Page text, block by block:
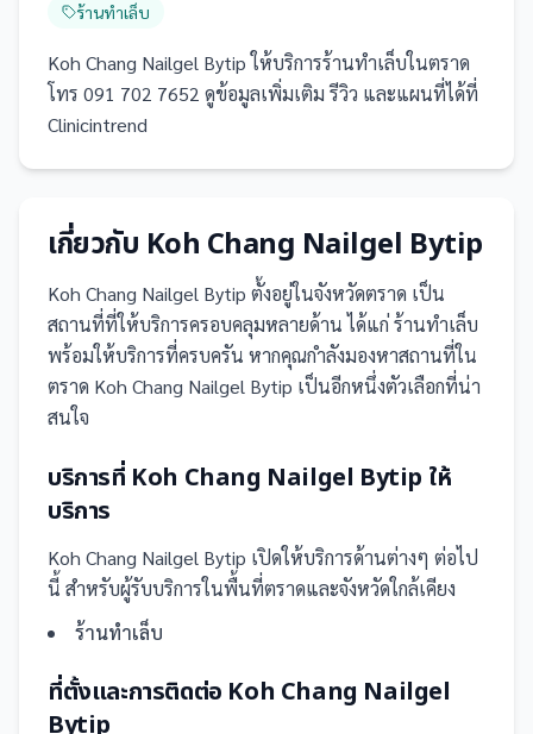
ร้านทำเล็บ
Koh Chang Nailgel Bytip ให้บริการร้านทำเล็บในตราด
โทร 091 702 7652 ดูข้อมูลเพิ่มเติม รีวิว และแผนที่ได้ที่
Clinicintrend
เกี่ยวกับ Koh Chang Nailgel Bytip
Koh Chang Nailgel Bytip ตั้งอยู่ในจังหวัดตราด เป็น
สถานที่ที่ให้บริการครอบคลุมหลายด้าน ได้แก่ ร้านทำเล็บ
พร้อมให้บริการที่ครบครัน หากคุณกำลังมองหาสถานที่ใน
ตราด Koh Chang Nailgel Bytip เป็นอีกหนึ่งตัวเลือกที่น่า
สนใจ
บริการที่ Koh Chang Nailgel Bytip ให้
บริการ
Koh Chang Nailgel Bytip เปิดให้บริการด้านต่างๆ ต่อไป
นี้ สำหรับผู้รับบริการในพื้นที่ตราดและจังหวัดใกล้เคียง
ร้านทำเล็บ
ที่ตั้งและการติดต่อ Koh Chang Nailgel
Bytip